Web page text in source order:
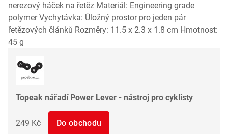
nerezový háček na řetěz Materiál: Engineering grade
polymer Vychytávka: Úložný prostor pro jeden pár
řetězových článků Rozměry: 11.5 x 2.3 x 1.8 cm Hmotnost:
45 g
Topeak nářadí Power Lever - nástroj pro cyklisty
249 Kč Do obchodu